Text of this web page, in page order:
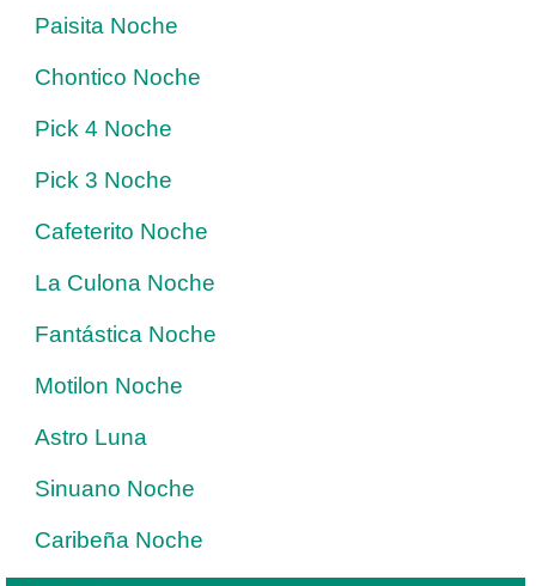
Paisita Noche
Chontico Noche
Pick 4 Noche
Pick 3 Noche
Cafeterito Noche
La Culona Noche
Fantástica Noche
Motilon Noche
Astro Luna
Sinuano Noche
Caribeña Noche